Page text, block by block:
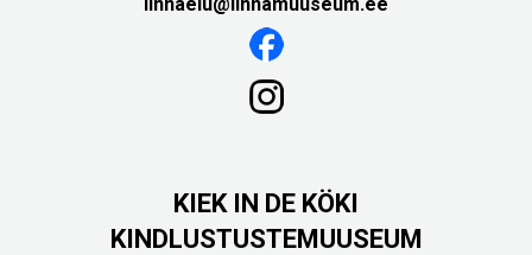
KIEK IN DE KÖKI
KINDLUSTUSTEMUUSEUM